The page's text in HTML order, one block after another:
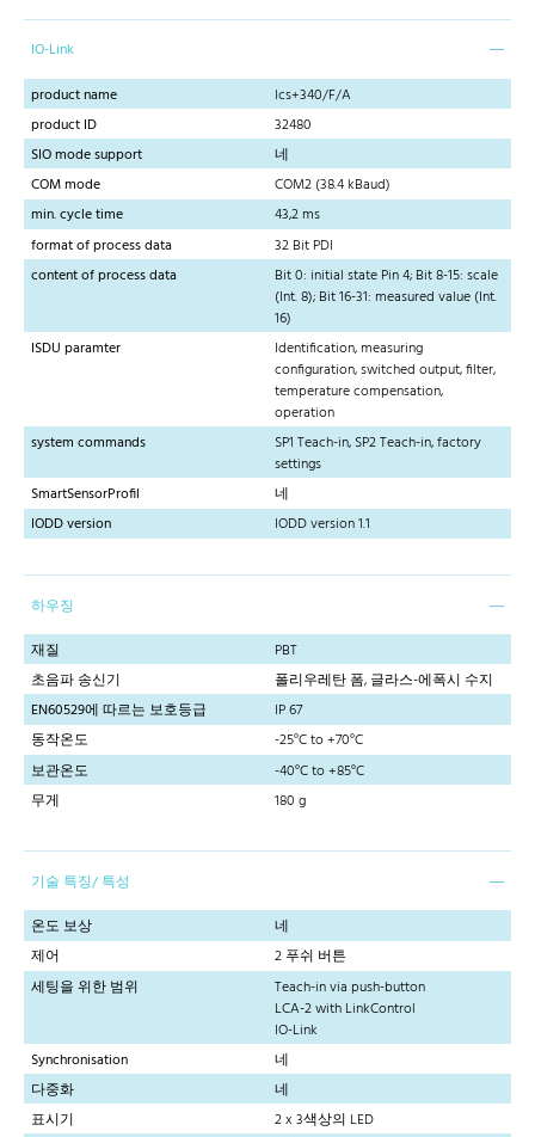
IO-Link
product name
lcs+340/F/A
product ID
32480
SIO mode support
네
COM mode
COM2 (38.4 kBaud)
min. cycle time
43,2 ms
format of process data
32 Bit PDI
content of process data
Bit 0: initial state Pin 4; Bit 8-15: scale
(Int. 8); Bit 16-31: measured value (Int.
16)
ISDU paramter
Identification, measuring
configuration, switched output, filter,
temperature compensation,
operation
system commands
SP1 Teach-in, SP2 Teach-in, factory
settings
SmartSensorProfil
네
IODD version
IODD version 1.1
하우징
재질
PBT
초음파 송신기
폴리우레탄 폼, 글라스-에폭시 수지
EN60529에 따르는 보호등급
IP 67
동작온도
-25°C to +70°C
보관온도
-40°C to +85°C
무게
180 g
기술 특징/ 특성
온도 보상
네
제어
2 푸쉬 버튼
세팅을 위한 범위
Teach-in via push-button
LCA-2 with LinkControl
IO-Link
Synchronisation
네
다중화
네
표시기
2 x 3색상의 LED